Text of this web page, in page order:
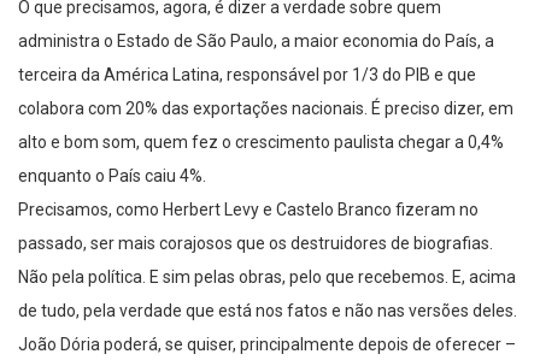
administra o Estado de São Paulo, a maior economia do País, a
terceira da América Latina, responsável por 1/3 do PIB e que
colabora com 20% das exportações nacionais. É preciso dizer, em
alto e bom som, quem fez o crescimento paulista chegar a 0,4%
enquanto o País caiu 4%.
Precisamos, como Herbert Levy e Castelo Branco fizeram no
passado, ser mais corajosos que os destruidores de biografias.
Não pela política. E sim pelas obras, pelo que recebemos. E, acima
de tudo, pela verdade que está nos fatos e não nas versões deles.
João Dória poderá, se quiser, principalmente depois de oferecer –
de modo responsável e ágil – a vacina da Covid-19, percorrer o